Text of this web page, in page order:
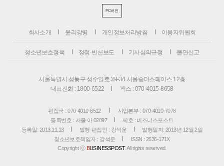
PC버전
회사소개 윤리강령 개인정보처리방침 이용자위원회
청소년보호정책 정정·반론보도 기사심의규정 불편신고
서울특별시 성동구 성수일로 39-34 서울숲더스페이스 12층
대표전화 : 1800-6522
팩스 : 070-4015-8658
편집국 : 070-4010-8512
사업본부 : 070-4010-7078
등록번호 : 서울 아 02897
제호 : 비즈니스포스트
등록일: 2013.11.13
발행·편집인 : 강석운
발행일자: 2013년 12월 2일
청소년보호책임자 : 강석운
ISSN : 2636-171X
Copyright ⓒ BUSINESSPOST. All rights reserved.